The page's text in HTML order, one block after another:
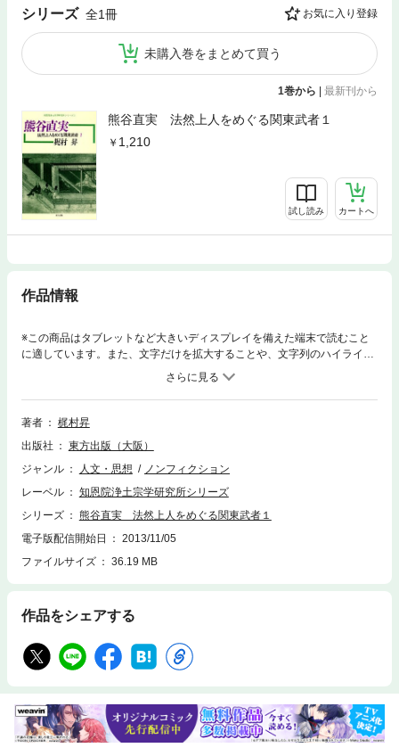
シリーズ 全1冊 お気に入り登録
未購入巻をまとめて買う
1巻から | 最新刊から
熊谷直実 法然上人をめぐる関東武者１
1,210
試し読み カートへ
作品情報
※この商品はタブレットなど大きいディスプレイを備えた端末で読むこと
に適しています。また、文字だけを拡大することや、文字列のハイライ
ト、検索、辞書の参照、引用などの機能が使用できません。源平の戦いで
活躍した一騎当千の武士熊谷直実。鎌倉幕府の政争を離れ、法然上人の専
修念仏の教えに帰依し、予告往生を遂げた苦闘の生涯を描く。熊谷入道蓮
生の信仰と生涯。
著者
梶村昇
出版社
東方出版（大阪）
ジャンル
人文・思想
ノンフィクション
レーベル
知恩院浄土宗学研究所シリーズ
シリーズ
熊谷直実 法然上人をめぐる関東武者１
電子版配信開始日
2013/11/05
ファイルサイズ
36.19 MB
作品をシェアする